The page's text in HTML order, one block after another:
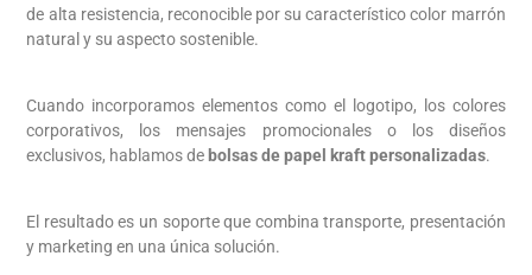
de alta resistencia, reconocible por su característico color marrón
natural y su aspecto sostenible.
Cuando incorporamos elementos como el logotipo, los colores
corporativos, los mensajes promocionales o los diseños
exclusivos, hablamos de bolsas de papel kraft personalizadas.
El resultado es un soporte que combina transporte, presentación
y marketing en una única solución.